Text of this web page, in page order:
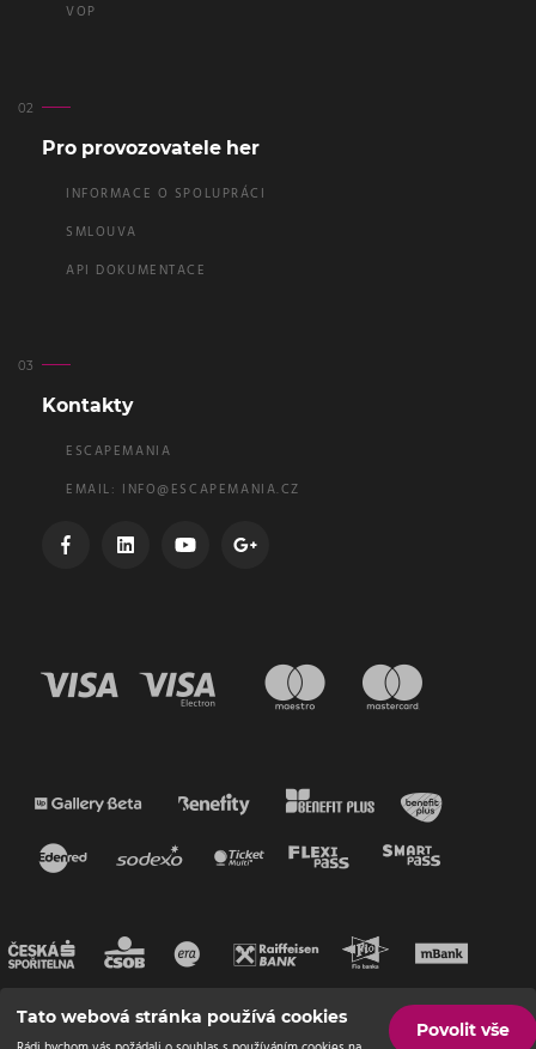
VOP
Pro provozovatele her
INFORMACE O SPOLUPRÁCI
SMLOUVA
API DOKUMENTACE
Kontakty
ESCAPEMANIA
EMAIL: INFO@ESCAPEMANIA.CZ
Tato webová stránka používá cookies
Povolit vše